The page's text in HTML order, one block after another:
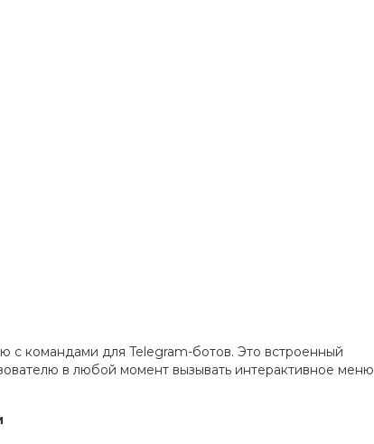
командами для Telegram-ботов. Это встроенный
в любой момент вызывать интерактивное меню